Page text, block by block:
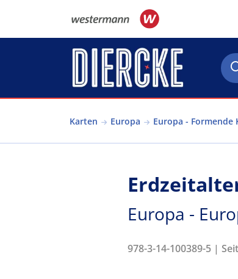
Karten Europa Europa - Formende
Europa -
978-3-14-100389-5 |